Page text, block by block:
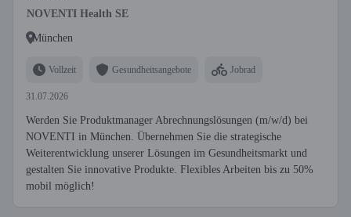
NOVENTI Health SE
München
Vollzeit Gesundheitsangebote Jobrad
31.07.2026
Werden Sie Produktmanager Abrechnungslösungen (m/w/d) bei
NOVENTI in München. Übernehmen Sie die strategische
Weiterentwicklung unserer Lösungen im Gesundheitsmarkt und
gestalten Sie innovative Produkte. Flexibles Arbeiten bis zu 50%
mobil möglich!